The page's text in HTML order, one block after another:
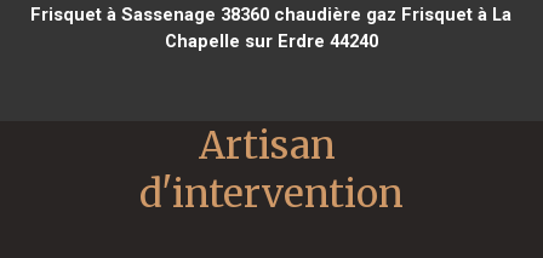
Frisquet à Sassenage 38360 chaudière gaz Frisquet à La
Chapelle sur Erdre 44240
Artisan
d'intervention